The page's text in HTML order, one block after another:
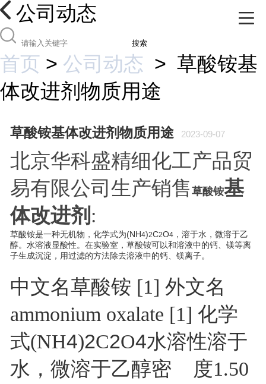
公司动态
搜索
首页 > 公司动态 > 草酸铵基
体改进剂物质用途
草酸铵基体改进剂物质用途 2023-09-07
北京华科盛精细化工产品贸
易有限公司生产销售 草酸铵基
体改进剂 :
草酸铵是一种无机物，化学式为(NH4)2C2O4，溶于水，微溶于乙
醇。水溶液显酸性。在实验室，草酸铵可以和溶液中的钙、镁等离
子生成沉淀，用过滤的方法除去溶液中的钙、镁离子。
中文名草酸铵 [1] 外文名
ammonium oxalate [1] 化学
式(NH4)2C2O4水溶性溶于
水，微溶于乙醇密 度1.50